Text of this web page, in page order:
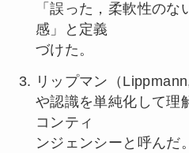
「誤った，柔軟性の
感」と定義
づけた。
リップマン（
や認識を単純化して理
コンティ
ンジェンシーと呼んだ。